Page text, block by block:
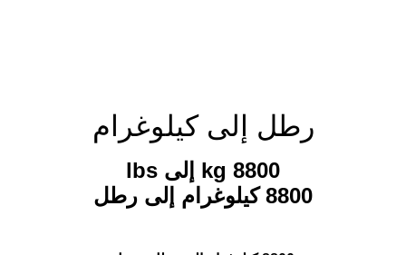
رطل إلى كيلوغرام
8800 kg إلى lbs
8800 كيلوغرام إلى رطل